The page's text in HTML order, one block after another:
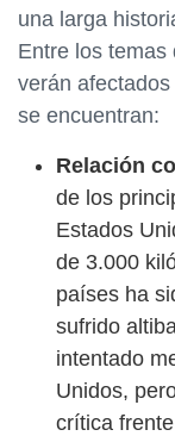
una larga
Entre los
verán
se encuentran:
Relación
de los
Estados
de 3.000
países ha
sufrido
intentado
Unidos,
crítica